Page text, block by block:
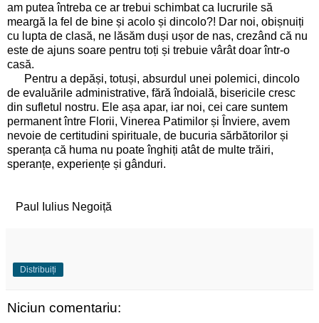
am putea întreba ce ar trebui schimbat ca lucrurile să
meargă la fel de bine și acolo și dincolo?! Dar noi, obișnuiți
cu lupta de clasă, ne lăsăm duși ușor de nas, crezând că nu
este de ajuns soare pentru toți și trebuie vârât doar într-o
casă.
Pentru a depăși, totuși, absurdul unei polemici, dincolo
de evaluările administrative, fără îndoială, bisericile cresc
din sufletul nostru. Ele așa apar, iar noi, cei care suntem
permanent între Florii, Vinerea Patimilor și Înviere, avem
nevoie de certitudini spirituale, de bucuria sărbătorilor și
speranța că huma nu poate înghiți atât de multe trăiri,
speranțe, experiențe și gânduri.
Paul Iulius Negoiță
Distribuiți
Niciun comentariu: